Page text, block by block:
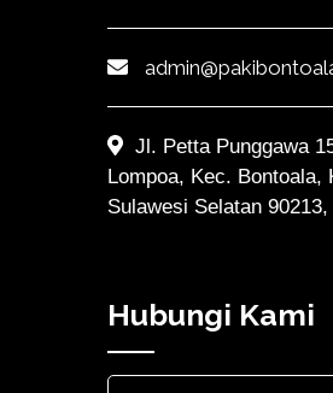
Jl. Petta Punggawa
Lompoa, Kec. Bontoala,
Sulawesi Selatan
Hubungi Kami